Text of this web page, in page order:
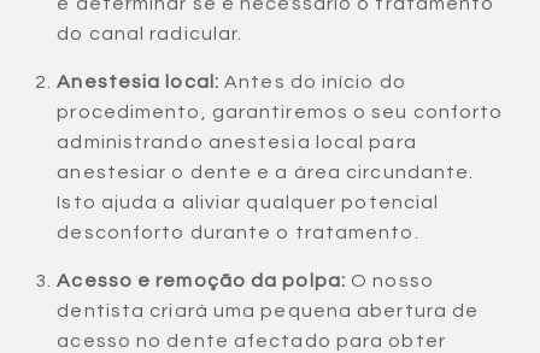
e determinar se é necessário o tratamento
do canal radicular.
Anestesia local: Antes do início do
procedimento, garantiremos o seu conforto
administrando anestesia local para
anestesiar o dente e a área circundante.
Isto ajuda a aliviar qualquer potencial
desconforto durante o tratamento.
Acesso e remoção da polpa: O nosso
dentista criará uma pequena abertura de
acesso no dente afectado para obter